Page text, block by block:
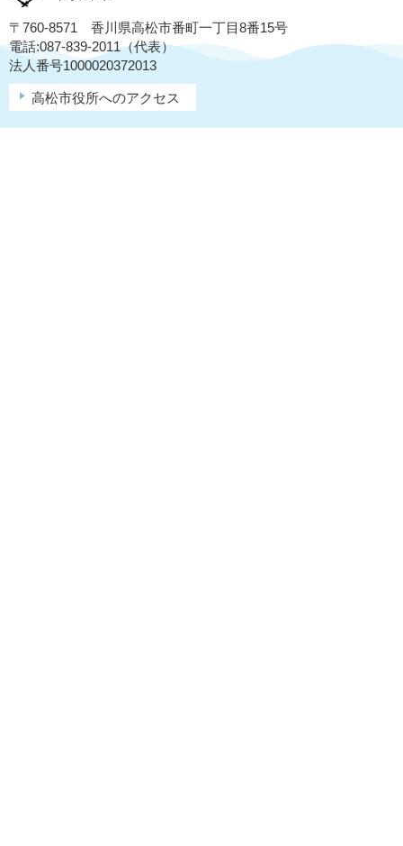
〒760-8571 香川県高松市番町一丁目8番15号
電話:087-839-2011（代表）
法人番号1000020372013
高松市役所へのアクセス